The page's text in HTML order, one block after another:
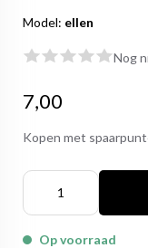
Model: ellen
Nog
7,00
Kopen met
Op voorraad